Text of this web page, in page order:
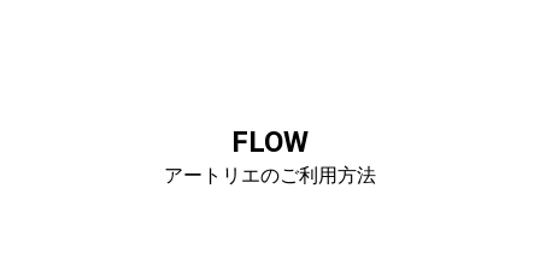
FLOW
アートリエのご利用方法